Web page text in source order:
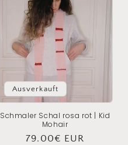
Ausverkauft
Schmaler Schal rosa rot | Kid
Mohair
Normaler
79.00€ EUR